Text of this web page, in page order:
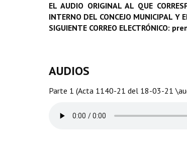
EL AUDIO ORIGINAL AL QUE
INTERNO DEL CONCEJO MUNICIPAL Y
SIGUIENTE CORREO ELECTRÓNICO:
AUDIOS
Parte 1 (Acta 1140-21 del 18-03-21